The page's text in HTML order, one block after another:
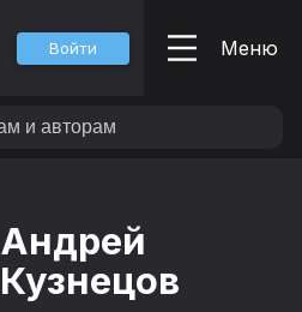
Войти Меню
Андрей
Кузнецов